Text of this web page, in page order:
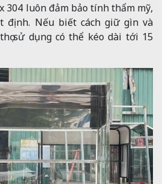
304 luôn đảm bảo tính thẩm mỹ,
định. Nếu biết cách giữ gìn và
sử dụng có thể kéo dài tới 15